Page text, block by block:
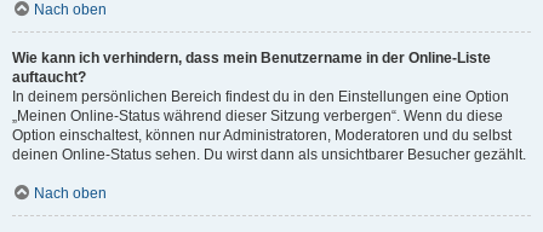
Nach oben
Wie kann ich verhindern, dass mein Benutzername in der Online-Liste
auftaucht?
In deinem persönlichen Bereich findest du in den Einstellungen eine Option
„Meinen Online-Status während dieser Sitzung verbergen“. Wenn du diese
Option einschaltest, können nur Administratoren, Moderatoren und du selbst
deinen Online-Status sehen. Du wirst dann als unsichtbarer Besucher gezählt.
Nach oben